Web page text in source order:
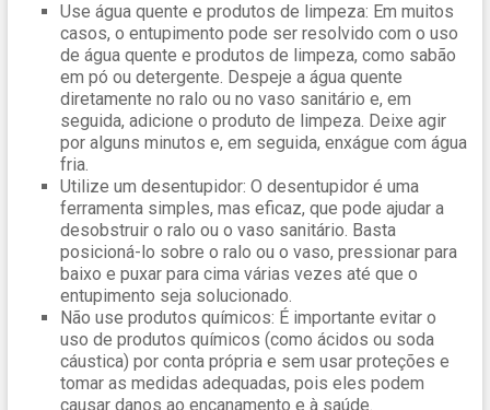
Use água quente e produtos de limpeza: Em muitos
casos, o entupimento pode ser resolvido com o uso
de água quente e produtos de limpeza, como sabão
em pó ou detergente. Despeje a água quente
diretamente no ralo ou no vaso sanitário e, em
seguida, adicione o produto de limpeza. Deixe agir
por alguns minutos e, em seguida, enxágue com água
fria.
Utilize um desentupidor: O desentupidor é uma
ferramenta simples, mas eficaz, que pode ajudar a
desobstruir o ralo ou o vaso sanitário. Basta
posicioná-lo sobre o ralo ou o vaso, pressionar para
baixo e puxar para cima várias vezes até que o
entupimento seja solucionado.
Não use produtos químicos: É importante evitar o
uso de produtos químicos (como ácidos ou soda
cáustica) por conta própria e sem usar proteções e
tomar as medidas adequadas, pois eles podem
causar danos ao encanamento e à saúde.